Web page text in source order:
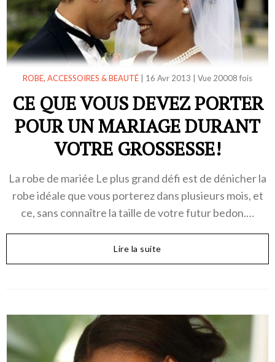
ROBE, ACCESSOIRES & BEAUTÉ | 16 Avr 2013 | Vue 20008 fois
CE QUE VOUS DEVEZ PORTER
POUR UN MARIAGE DURANT
VOTRE GROSSESSE!
La robe de mariée Le plus grand défi est de dénicher la
robe idéale que vous porterez dans plusieurs mois, et
ce, sans connaître la taille de votre futur bedon.…
Lire la suite